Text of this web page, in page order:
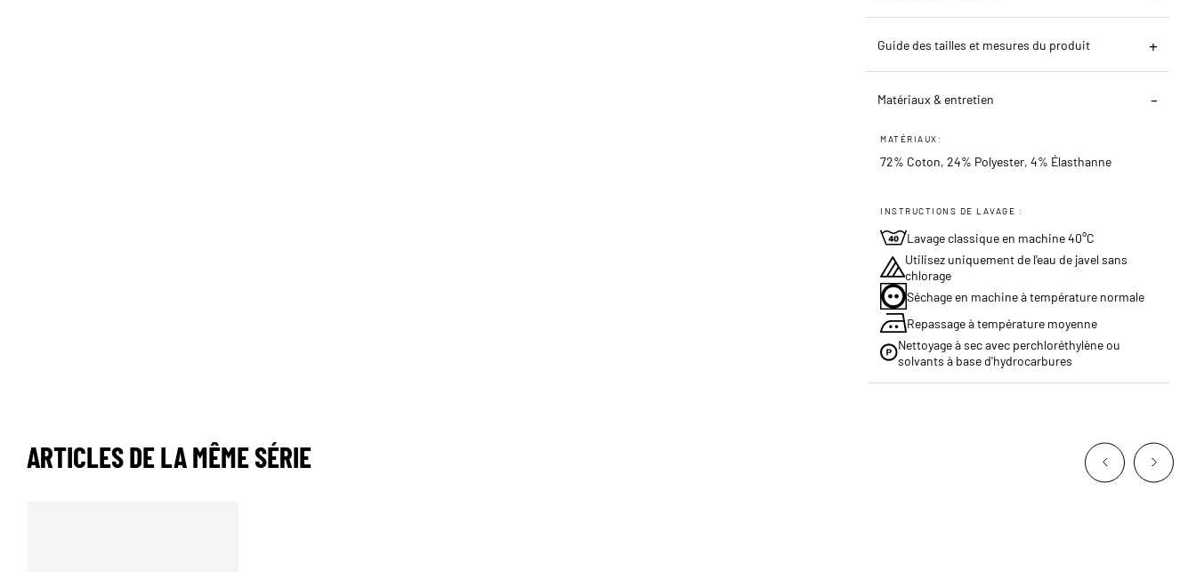
Guide des tailles et mesures du produit
Matériaux & entretien
MATÉRIAUX:
72% Coton, 24% Polyester, 4% Élasthanne
INSTRUCTIONS DE LAVAGE :
Lavage classique en machine 40°C
Utilisez uniquement de l'eau de javel sans
chlorage
Séchage en machine à température normale
Repassage à température moyenne
Nettoyage à sec avec perchloréthylène ou
solvants à base d'hydrocarbures
ARTICLES DE LA MÊME SÉRIE